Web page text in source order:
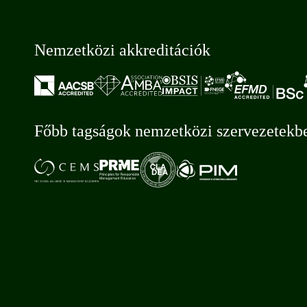
Nemzetközi akkreditációk
Főbb tagságok nemzetközi